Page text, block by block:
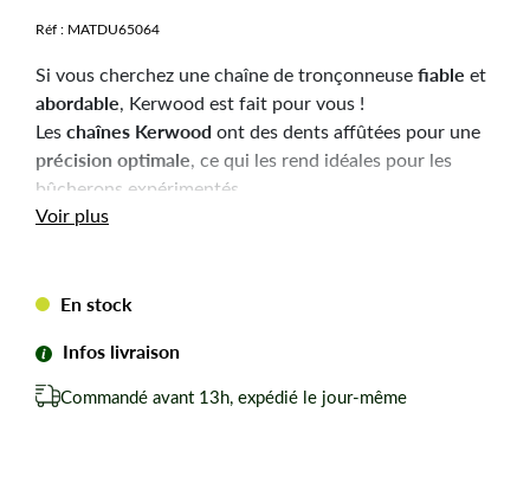
Réf : MATDU65064
Si vous cherchez une chaîne de tronçonneusefiable et
abordable, Kerwood est fait pour vous !
Leschaînes Kerwoodont des dents affûtées pour une
précision optimale, ce qui les rend idéales pour les
bûcherons expérimentés.
Durabilité
Chaîne tronçonneuse Kerwood pour amateurs avertis
du bûcheronnage.
Pour JONSERED 2150.
Voir plus
En stock
Infos livraison
Commandé avant 13h, expédié le jour-même